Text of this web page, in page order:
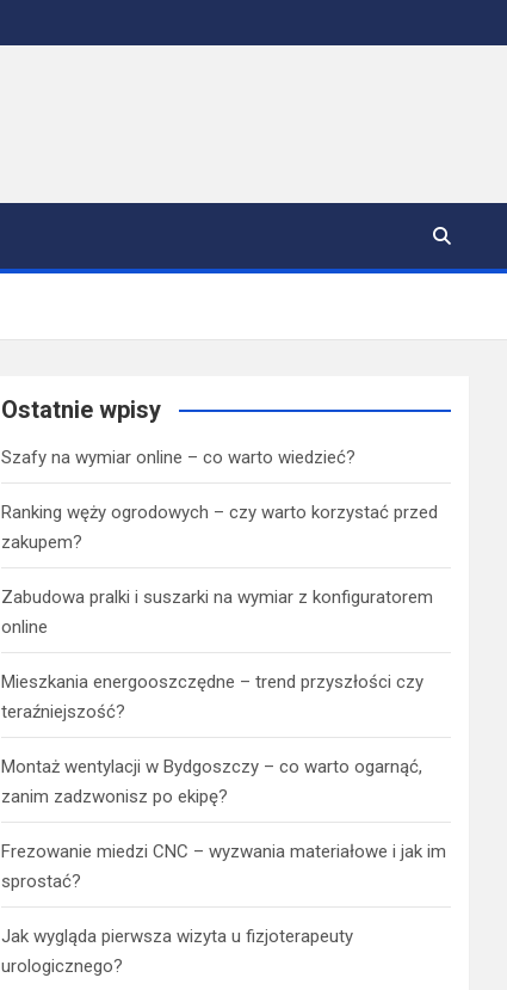
Ostatnie wpisy
Szafy na wymiar online – co warto wiedzieć?
Ranking węży ogrodowych – czy warto korzystać przed
zakupem?
Zabudowa pralki i suszarki na wymiar z konfiguratorem
online
Mieszkania energooszczędne – trend przyszłości czy
teraźniejszość?
Montaż wentylacji w Bydgoszczy – co warto ogarnąć,
zanim zadzwonisz po ekipę?
Frezowanie miedzi CNC – wyzwania materiałowe i jak im
sprostać?
Jak wygląda pierwsza wizyta u fizjoterapeuty
urologicznego?